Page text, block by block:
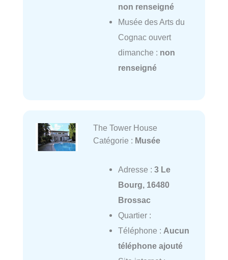
non renseigné
Musée des Arts du
Cognac ouvert
dimanche : non
renseigné
The Tower House
Catégorie : Musée
Adresse : 3 Le
Bourg, 16480
Brossac
Quartier :
Téléphone : Aucun
téléphone ajouté